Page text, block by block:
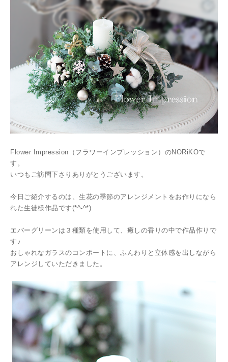
Flower Impression（フラワーインプレッション）のNORiKOで
す。
いつもご訪問下さりありがとうございます。
今日ご紹介するのは、生花の季節のアレンジメントをお作りになら
れた生徒様作品です(*^-^*)
エバーグリーンは３種類を使用して、癒しの香りの中で作品作りで
す♪
おしゃれなガラスのコンポートに、ふんわりと立体感を出しながら
アレンジしていただきました。